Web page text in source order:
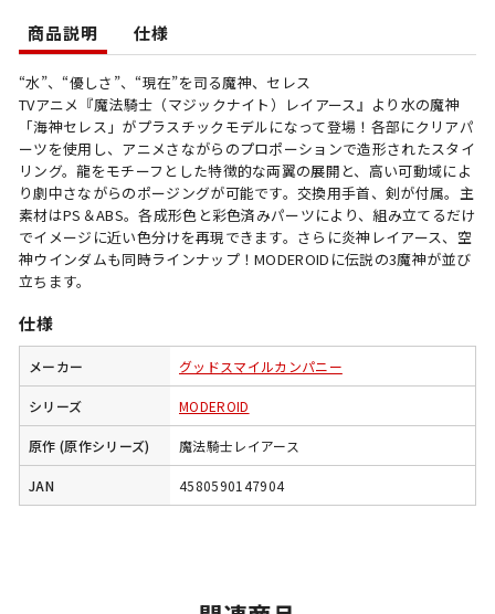
商品説明 仕様
“水”、“優しさ”、“現在”を司る魔神、セレス
TVアニメ『魔法騎士（マジックナイト）レイアース』より水の魔神
「海神セレス」がプラスチックモデルになって登場！各部にクリアパ
ーツを使用し、アニメさながらのプロポーションで造形されたスタイ
リング。龍をモチーフとした特徴的な両翼の展開と、高い可動域によ
り劇中さながらのポージングが可能です。交換用手首、剣が付属。主
素材はPS＆ABS。各成形色と彩色済みパーツにより、組み立てるだけ
でイメージに近い色分けを再現できます。さらに炎神レイアース、空
神ウインダムも同時ラインナップ！MODEROIDに伝説の3魔神が並び
立ちます。
仕様
メーカー グッドスマイルカンパニー
シリーズ MODEROID
原作 (原作シリーズ) 魔法騎士レイアース
JAN 4580590147904